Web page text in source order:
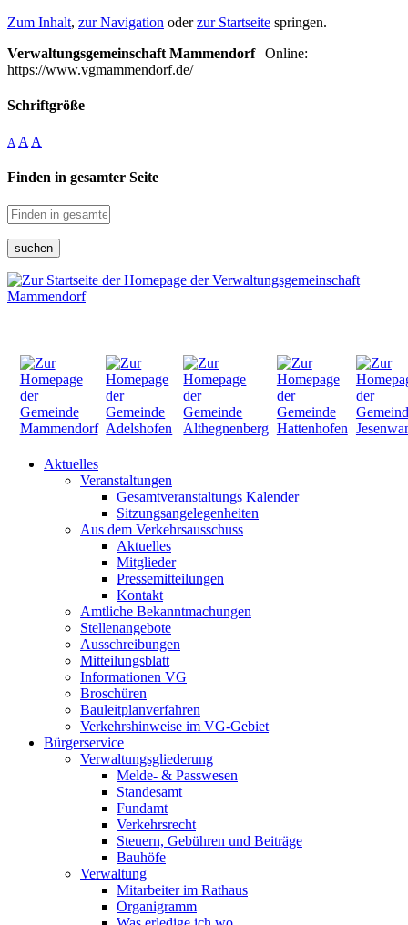
Zum Inhalt, zur Navigation oderzur Startseite springen.
Verwaltungsgemeinschaft Mammendorf| Online:
https://www.vgmammendorf.de/
Schriftgröße
A A A
Finden in gesamter Seite
suchen
Aktuelles
Veranstaltungen
Gesamtveranstaltungs Kalender
Sitzungsangelegenheiten
Aus dem Verkehrsausschuss
Aktuelles
Mitglieder
Pressemitteilungen
Kontakt
Amtliche Bekanntmachungen
Stellenangebote
Ausschreibungen
Mitteilungsblatt
Informationen VG
Broschüren
Bauleitplanverfahren
Verkehrshinweise im VG-Gebiet
Bürgerservice
Verwaltungsgliederung
Melde- & Passwesen
Standesamt
Fundamt
Verkehrsrecht
Steuern, Gebühren und Beiträge
Bauhöfe
Verwaltung
Mitarbeiter im Rathaus
Organigramm